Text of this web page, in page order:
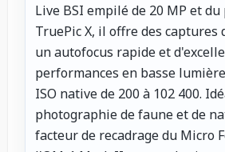
Live BSI empilé de 20 MP et
TruePic X, il offre des captures
un autofocus rapide et
performances en basse
ISO native de 200 à 102 400.
photographie de faune et de
facteur de recadrage du Micro